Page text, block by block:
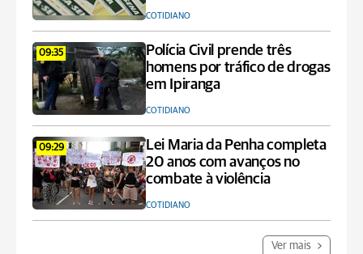
COTIDIANO
09:35
Polícia Civil prende três
homens por tráfico de drogas
em Ipiranga
COTIDIANO
09:29
Lei Maria da Penha completa
20 anos com avanços no
combate à violência
COTIDIANO
Ver mais